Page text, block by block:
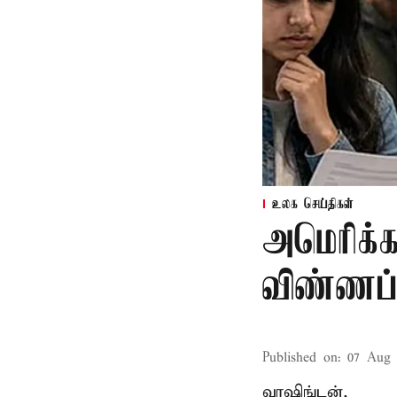
உலக செய்திகள்
Published on: 07 Aug
வாஷிங்டன்,